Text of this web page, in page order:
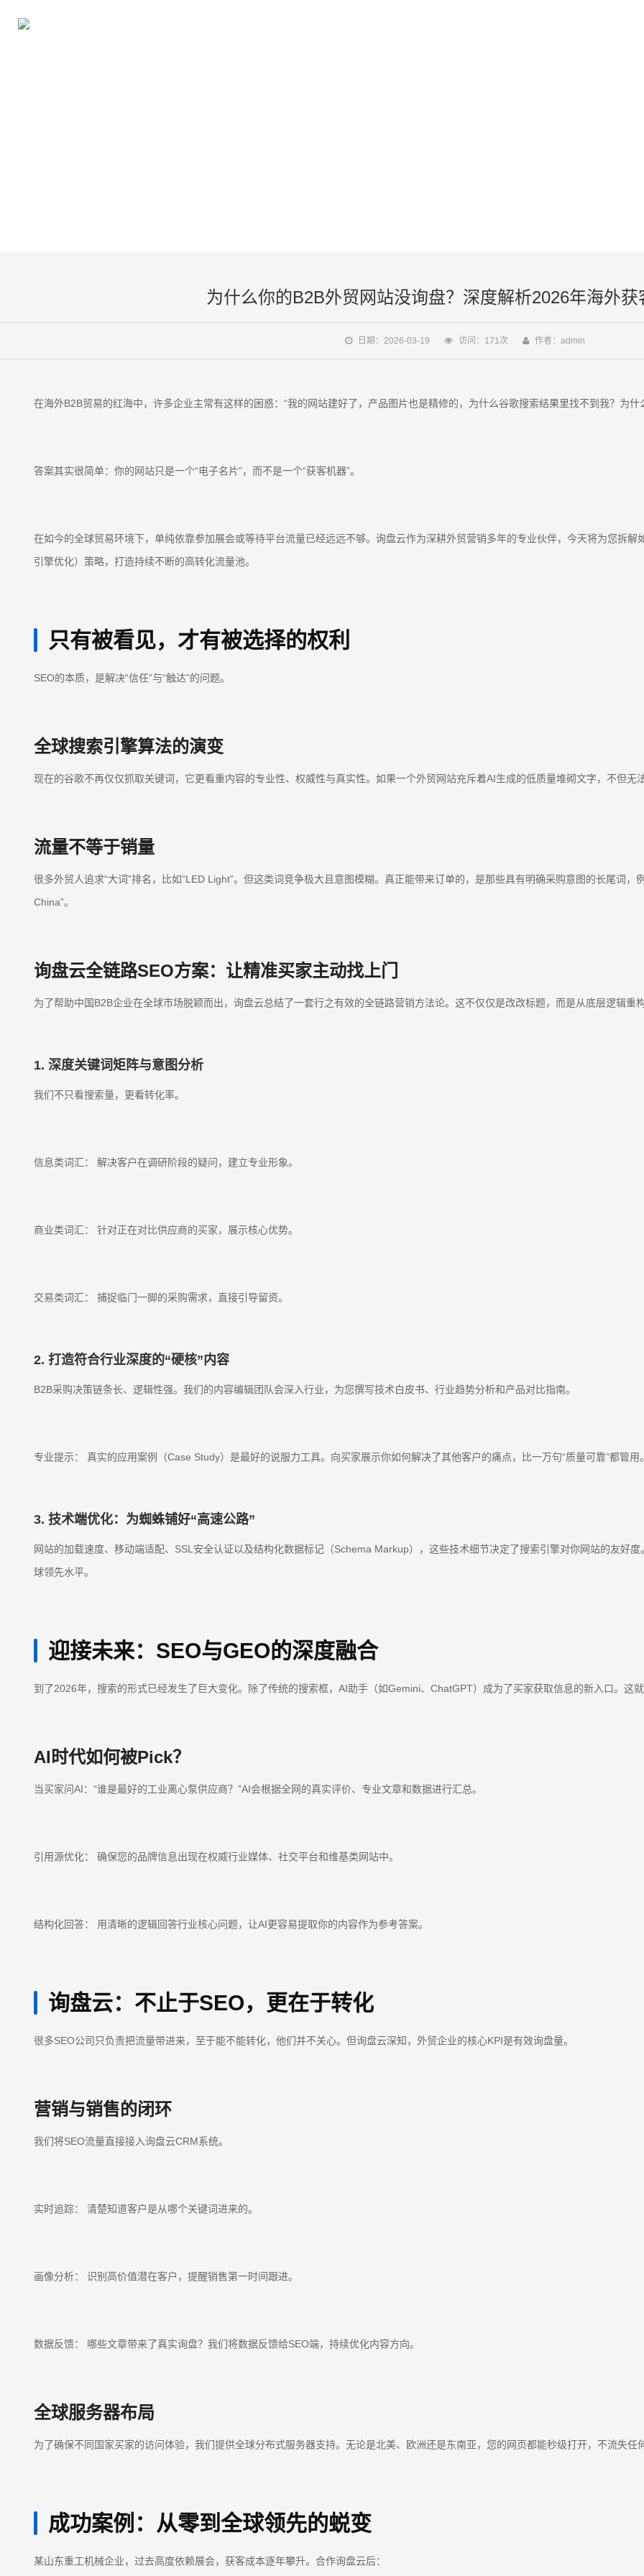
为什么你的B2B外贸网站没询盘？深度解析2026年海外获
日期：2026-03-19 访问：171次 作者：admin
在海外B2B贸易的红海中，许多企业主常有这样的困惑：“我的网站建好了，产品图片也是精修的，为什么谷歌搜索结果里找不到我？为什
答案其实很简单：你的网站只是一个“电子名片”，而不是一个“获客机器”。
在如今的全球贸易环境下，单纯依靠参加展会或等待平台流量已经远远不够。询盘云作为深耕外贸营销多年的专业伙伴，今天将为您拆
引擎优化）策略，打造持续不断的高转化流量池。
只有被看见，才有被选择的权利
SEO的本质，是解决“信任”与“触达”的问题。
全球搜索引擎算法的演变
现在的谷歌不再仅仅抓取关键词，它更看重内容的专业性、权威性与真实性。如果一个外贸网站充斥着AI生成的低质量堆砌文字，不但无
流量不等于销量
很多外贸人追求“大词”排名，比如“LED Light”。但这类词竞争极大且意图模糊。真正能带来订单的，是那些具有明确采购意图的长尾词
China”。
询盘云全链路SEO方案：让精准买家主动找上门
为了帮助中国B2B企业在全球市场脱颖而出，询盘云总结了一套行之有效的全链路营销方法论。这不仅仅是改改标题，而是从底层逻辑重
1. 深度关键词矩阵与意图分析
我们不只看搜索量，更看转化率。
信息类词汇： 解决客户在调研阶段的疑问，建立专业形象。
商业类词汇： 针对正在对比供应商的买家，展示核心优势。
交易类词汇： 捕捉临门一脚的采购需求，直接引导留资。
2. 打造符合行业深度的“硬核”内容
B2B采购决策链条长、逻辑性强。我们的内容编辑团队会深入行业，为您撰写技术白皮书、行业趋势分析和产品对比指南。
专业提示： 真实的应用案例（Case Study）是最好的说服力工具。向买家展示你如何解决了其他客户的痛点，比一万句“质量可靠”都管用。
3. 技术端优化：为蜘蛛铺好“高速公路”
网站的加载速度、移动端适配、SSL安全认证以及结构化数据标记（Schema Markup），这些技术细节决定了搜索引擎对你网站的友好
球领先水平。
迎接未来：SEO与GEO的深度融合
到了2026年，搜索的形式已经发生了巨大变化。除了传统的搜索框，AI助手（如Gemini、ChatGPT）成为了买家获取信息的新入口。这
AI时代如何被Pick？
当买家问AI：“谁是最好的工业离心泵供应商？”AI会根据全网的真实评价、专业文章和数据进行汇总。
引用源优化： 确保您的品牌信息出现在权威行业媒体、社交平台和维基类网站中。
结构化回答： 用清晰的逻辑回答行业核心问题，让AI更容易提取你的内容作为参考答案。
询盘云：不止于SEO，更在于转化
很多SEO公司只负责把流量带进来，至于能不能转化，他们并不关心。但询盘云深知，外贸企业的核心KPI是有效询盘量。
营销与销售的闭环
我们将SEO流量直接接入询盘云CRM系统。
实时追踪： 清楚知道客户是从哪个关键词进来的。
画像分析： 识别高价值潜在客户，提醒销售第一时间跟进。
数据反馈： 哪些文章带来了真实询盘？我们将数据反馈给SEO端，持续优化内容方向。
全球服务器布局
为了确保不同国家买家的访问体验，我们提供全球分布式服务器支持。无论是北美、欧洲还是东南亚，您的网页都能秒级打开，不流失任
成功案例：从零到全球领先的蜕变
某山东重工机械企业，过去高度依赖展会，获客成本逐年攀升。合作询盘云后：